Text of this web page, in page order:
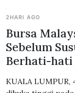
2HARI AGO
Bursa
Sebelum
Berhati-hati
KUALA